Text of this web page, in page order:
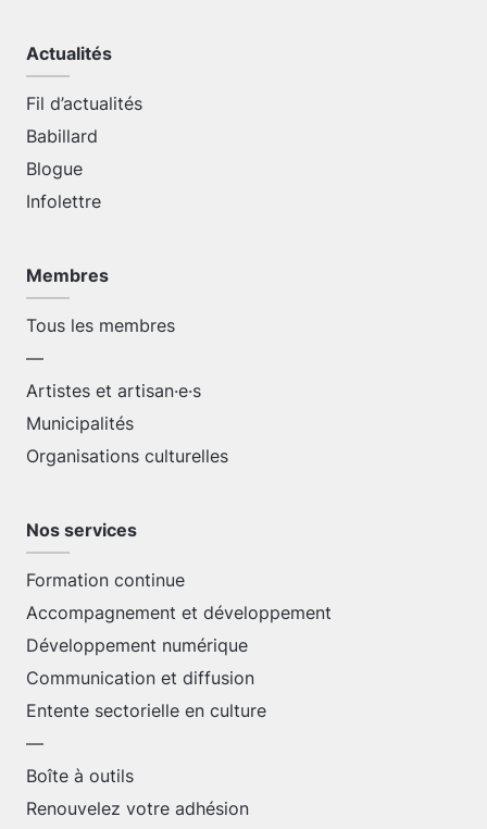
Actualités
Fil d’actualités
Babillard
Blogue
Infolettre
Membres
Tous les membres
—
Artistes et artisan·e·s
Municipalités
Organisations culturelles
Nos services
Formation continue
Accompagnement et développement
Développement numérique
Communication et diffusion
Entente sectorielle en culture
—
Boîte à outils
Renouvelez votre adhésion